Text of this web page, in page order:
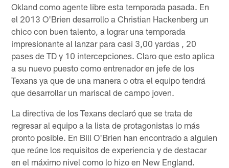
Okland como agente libre esta temporada pasada. En
el 2013 O'Brien desarrollo a Christian Hackenberg un
chico con buen talento, a lograr una temporada
impresionante al lanzar para casi 3,00 yardas , 20
pases de TD y 10 intercepciones. Claro que esto aplica
a su nuevo puesto como entrenador en jefe de los
Texans ya que de una manera o otra el equipo tendrá
que desarrollar un mariscal de campo joven.
La directiva de los Texans declaró que se trata de
regresar al equipo a la lista de protagonistas lo más
pronto posible. En Bill O'Brien han encontrado a alguien
que reúne los requisitos de experiencia y de destacar
en el máximo nivel como lo hizo en New England.